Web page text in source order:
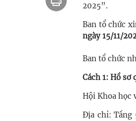
2025”.
Ban tổ chức
ngày 15/11/
Ban tổ chức
Cách 1: Hồ sơ
Hội Khoa học
Địa chỉ: Tầng